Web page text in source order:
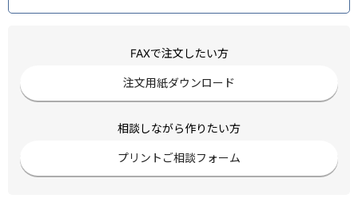
FAXで注文したい方
注文用紙ダウンロード
相談しながら作りたい方
プリントご相談フォーム